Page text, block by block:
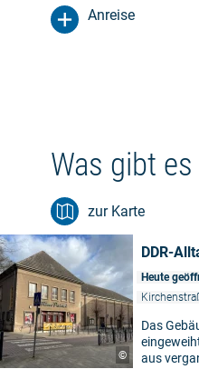
Anreise
Was gibt
zur Karte
©
DDR-
Heute
Das
aus